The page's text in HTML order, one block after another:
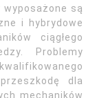
są
i hybrydowe
ciągłego
Problemy
dla
mechaników